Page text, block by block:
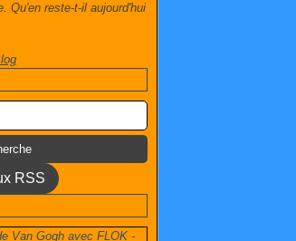
Qu'en reste-t-il aujourd'hui
RSS